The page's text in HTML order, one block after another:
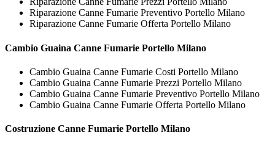
Riparazione Canne Fumarie Preventivo Portello Milano
Riparazione Canne Fumarie Offerta Portello Milano
Cambio Guaina Canne Fumarie Portello Milano
Cambio Guaina Canne Fumarie Costi Portello Milano
Cambio Guaina Canne Fumarie Prezzi Portello Milano
Cambio Guaina Canne Fumarie Preventivo Portello Milano
Cambio Guaina Canne Fumarie Offerta Portello Milano
Costruzione Canne Fumarie Portello Milano